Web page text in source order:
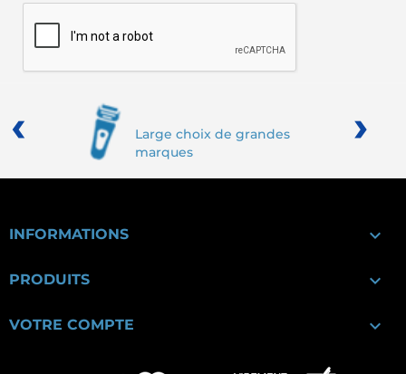
Large choix de grandes
marques
‹ ›
INFORMATIONS 
PRODUITS 
VOTRE COMPTE 